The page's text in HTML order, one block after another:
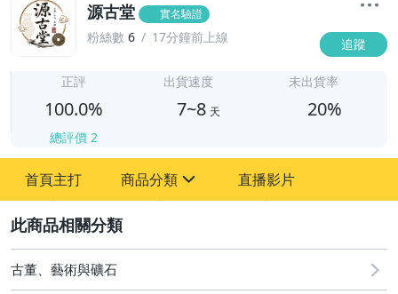
源古堂 實名驗證
粉絲數 6 17分鐘前上線 追蹤
正評
100.0%
總評價 2
出貨速度
7~8 天
未出貨率
20%
首頁主打 商品分類
古董、藝術與礦石
手錶與飾品配件
直播影片
古董、藝術與礦石